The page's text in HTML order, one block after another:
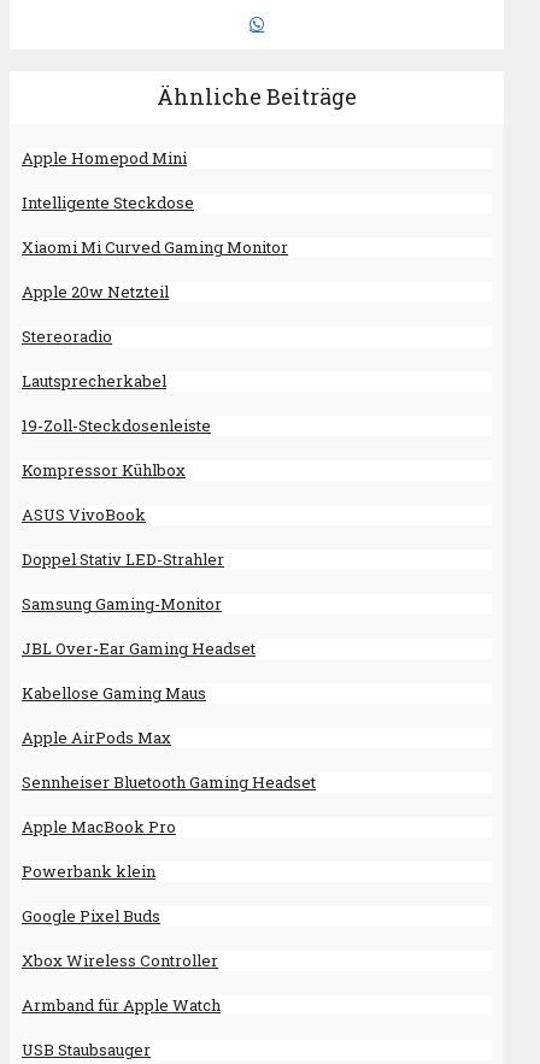
Ähnliche Beiträge
Apple Homepod Mini
Intelligente Steckdose
Xiaomi Mi Curved Gaming Monitor
Apple 20w Netzteil
Stereoradio
Lautsprecherkabel
19-Zoll-Steckdosenleiste
Kompressor Kühlbox
ASUS VivoBook
Doppel Stativ LED-Strahler
Samsung Gaming-Monitor
JBL Over-Ear Gaming Headset
Kabellose Gaming Maus
Apple AirPods Max
Sennheiser Bluetooth Gaming Headset
Apple MacBook Pro
Powerbank klein
Google Pixel Buds
Xbox Wireless Controller
Armband für Apple Watch
USB Staubsauger